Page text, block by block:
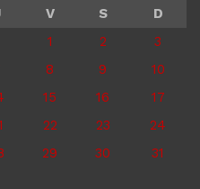
V S
D
1
2
3
8 9
10
15 16
17
22 23
24
29 30
31